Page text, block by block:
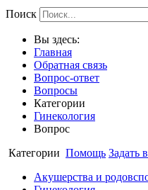
Поиск
Вы здесь:
Главная
Обратная связь
Вопрос-ответ
Вопросы
Категории
Гинекология
Вопрос
Категории Помощь Задать
Акушерства и